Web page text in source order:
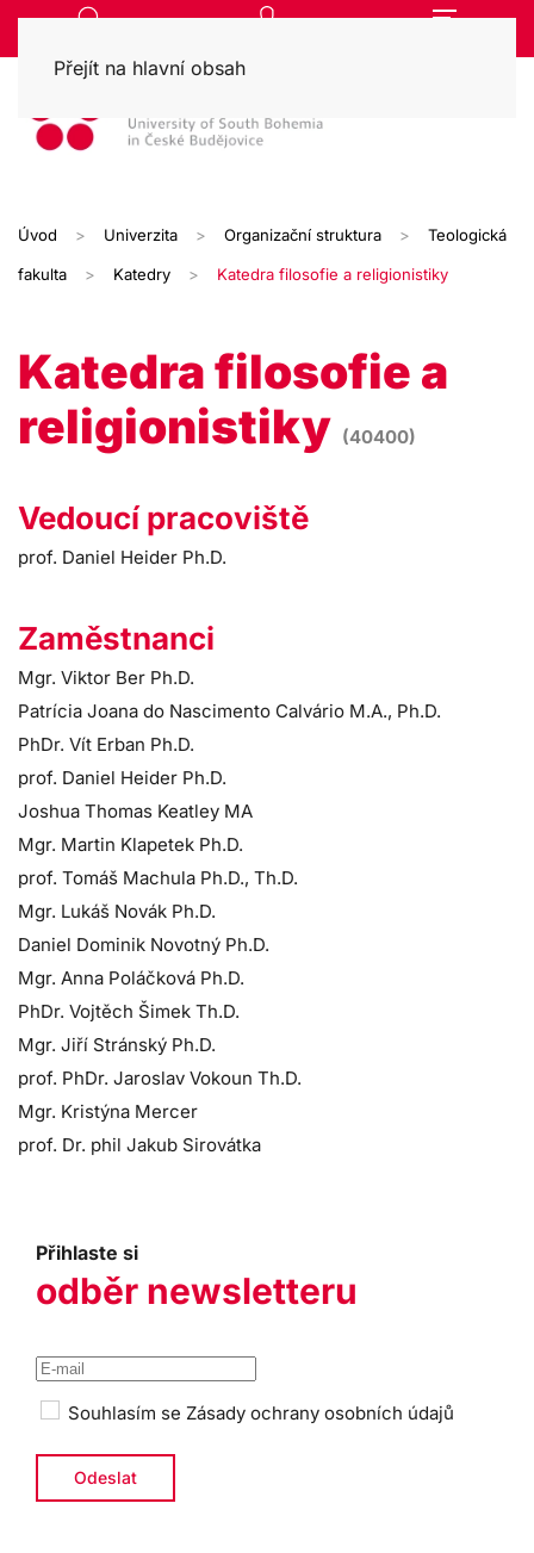
Přejít na hlavní obsah
Úvod Univerzita Organizační struktura Teologická
fakulta Katedry Katedra filosofie a religionistiky
Katedra filosofie a
religionistiky (40400)
Vedoucí pracoviště
prof. Daniel Heider Ph.D.
Zaměstnanci
Mgr. Viktor Ber Ph.D.
Patrícia Joana do Nascimento Calvário M.A., Ph.D.
PhDr. Vít Erban Ph.D.
prof. Daniel Heider Ph.D.
Joshua Thomas Keatley MA
Mgr. Martin Klapetek Ph.D.
prof. Tomáš Machula Ph.D., Th.D.
Mgr. Lukáš Novák Ph.D.
Daniel Dominik Novotný Ph.D.
Mgr. Anna Poláčková Ph.D.
PhDr. Vojtěch Šimek Th.D.
Mgr. Jiří Stránský Ph.D.
prof. PhDr. Jaroslav Vokoun Th.D.
Mgr. Kristýna Mercer
prof. Dr. phil Jakub Sirovátka
Přihlaste si
odběr newsletteru
Souhlasím se Zásady ochrany osobních údajů